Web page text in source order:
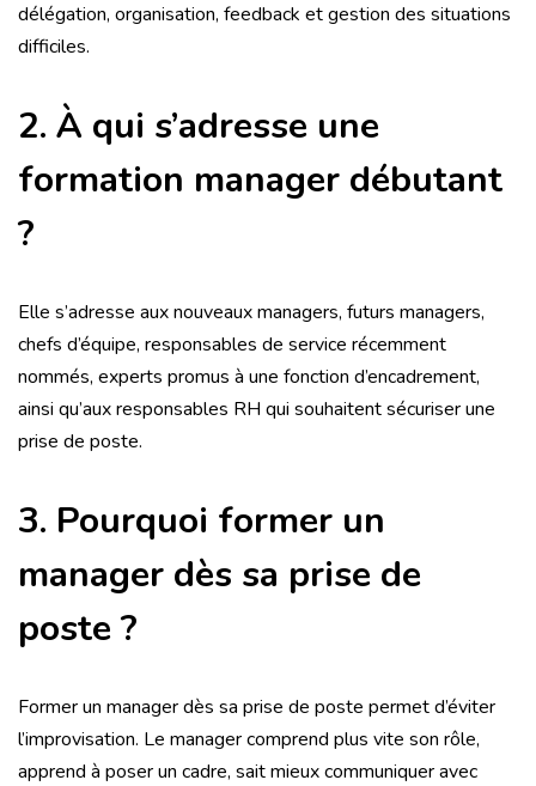
délégation, organisation, feedback et gestion des situations
difficiles.
2. À qui s’adresse une
formation manager débutant
?
Elle s’adresse aux nouveaux managers, futurs managers,
chefs d’équipe, responsables de service récemment
nommés, experts promus à une fonction d’encadrement,
ainsi qu’aux responsables RH qui souhaitent sécuriser une
prise de poste.
3. Pourquoi former un
manager dès sa prise de
poste ?
Former un manager dès sa prise de poste permet d’éviter
l’improvisation. Le manager comprend plus vite son rôle,
apprend à poser un cadre, sait mieux communiquer avec